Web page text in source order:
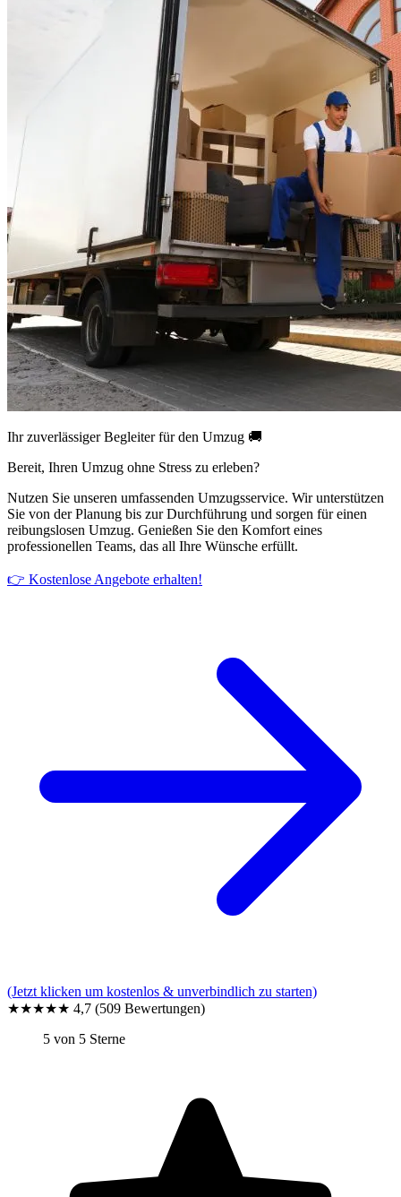
Ihr zuverlässiger Begleiter für den Umzug 🚚
Bereit, Ihren Umzug ohne Stress zu erleben?
Nutzen Sie unseren umfassenden Umzugsservice. Wir unterstützen
Sie von der Planung bis zur Durchführung und sorgen für einen
reibungslosen Umzug. Genießen Sie den Komfort eines
professionellen Teams, das all Ihre Wünsche erfüllt.
👉 Kostenlose Angebote erhalten!
(Jetzt klicken um kostenlos & unverbindlich zu starten)
★★★★★ 4,7 (509 Bewertungen)
5 von 5 Sterne